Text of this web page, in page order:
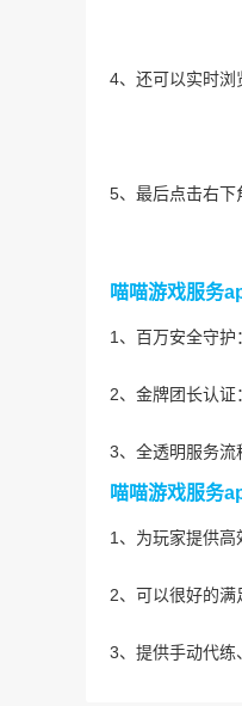
4、还可以实时浏
5、最后点击右下
喵喵游戏服务
1、百万安全守护
2、金牌团长认证
3、全透明服务流
喵喵游戏服务
1、为玩家提供高
2、可以很好的满
3、提供手动代练